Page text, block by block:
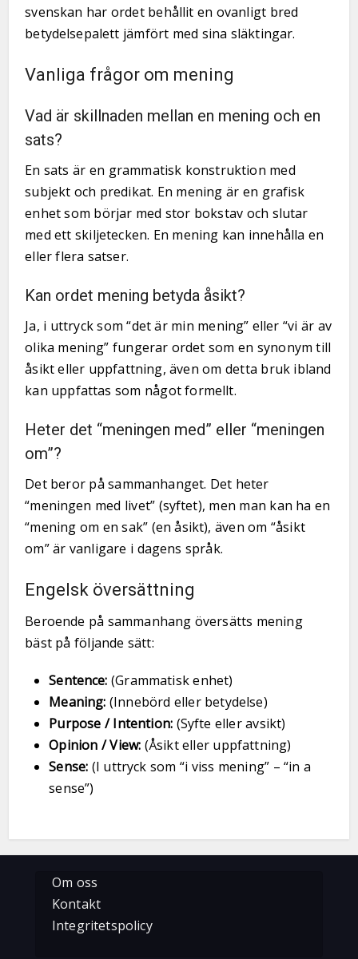
svenskan har ordet behållit en ovanligt bred
betydelsepalett jämfört med sina släktingar.
Vanliga frågor om mening
Vad är skillnaden mellan en mening och en
sats?
En sats är en grammatisk konstruktion med
subjekt och predikat. En mening är en grafisk
enhet som börjar med stor bokstav och slutar
med ett skiljetecken. En mening kan innehålla en
eller flera satser.
Kan ordet mening betyda åsikt?
Ja, i uttryck som “det är min mening” eller “vi är av
olika mening” fungerar ordet som en synonym till
åsikt eller uppfattning, även om detta bruk ibland
kan uppfattas som något formellt.
Heter det “meningen med” eller “meningen
om”?
Det beror på sammanhanget. Det heter
“meningen med livet” (syftet), men man kan ha en
“mening om en sak” (en åsikt), även om “åsikt
om” är vanligare i dagens språk.
Engelsk översättning
Beroende på sammanhang översätts mening
bäst på följande sätt:
Sentence: (Grammatisk enhet)
Meaning: (Innebörd eller betydelse)
Purpose / Intention: (Syfte eller avsikt)
Opinion / View: (Åsikt eller uppfattning)
Sense: (I uttryck som “i viss mening” – “in a
sense”)
Om oss
Kontakt
Integritetspolicy